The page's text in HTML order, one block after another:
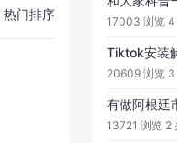
热门排序 17003 浏览 4
20609 浏览 3
13721 浏览 2